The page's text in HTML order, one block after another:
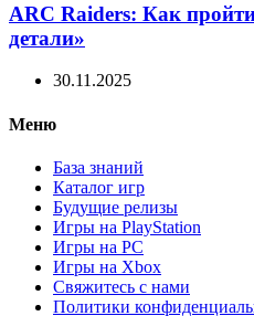
ARC Raiders: Как
детали»
30.11.2025
Меню
База знаний
Каталог игр
Будущие релизы
Игры на PlayStation
Игры на PC
Игры на Xbox
Свяжитесь с нами
Политики